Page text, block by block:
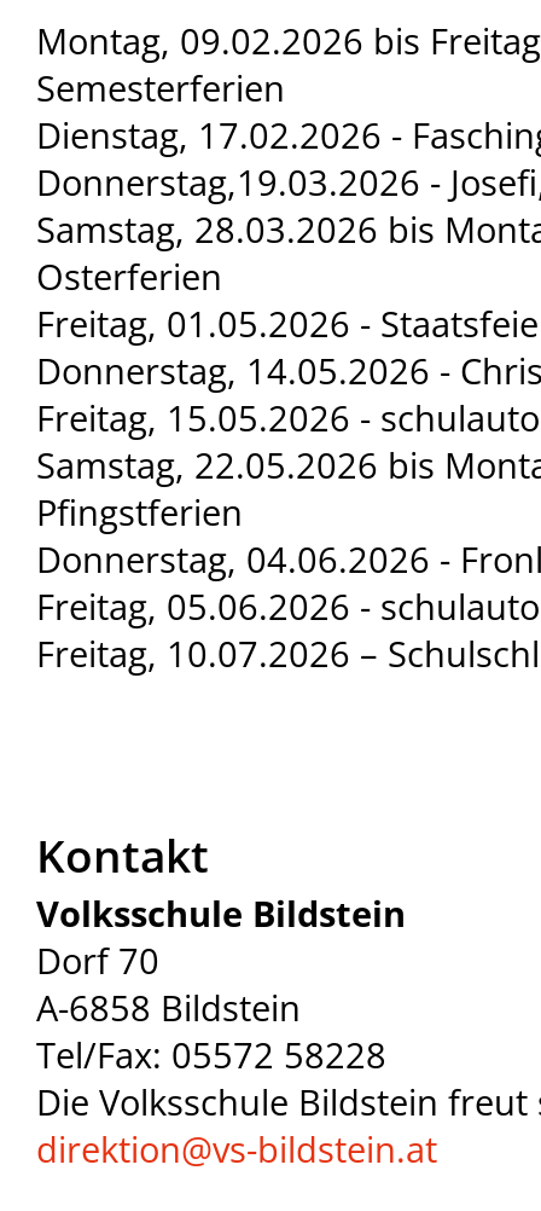
Montag, 09.02.2026 bis
Semesterferien
Dienstag, 17.02.2026 -
Donnerstag,19.03.2026 -
Samstag, 28.03.2026 bis
Osterferien
Freitag, 01.05.2026 -
Donnerstag, 14.05.2026 -
Freitag, 15.05.2026 -
Samstag, 22.05.2026 bis
Pfingstferien
Donnerstag, 04.06.2026 -
Freitag, 05.06.2026 -
Freitag, 10.07.2026 –
Kontakt
Volksschule Bildstein
Dorf 70
A-6858 Bildstein
Tel/Fax: 05572 58228
Die Volksschule Bildstein
direktion@vs-bildstein.at